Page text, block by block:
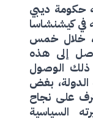
حكومة ديبي
في كيشنشاسا
خلال خمس
إلى هذه
الوصول
الدولة، بغض
على نجاح
السياسية